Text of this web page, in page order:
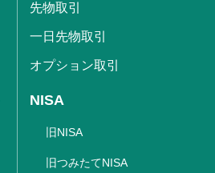
先物取引
一日先物取引
オプション取引
NISA
旧NISA
旧つみたてNISA